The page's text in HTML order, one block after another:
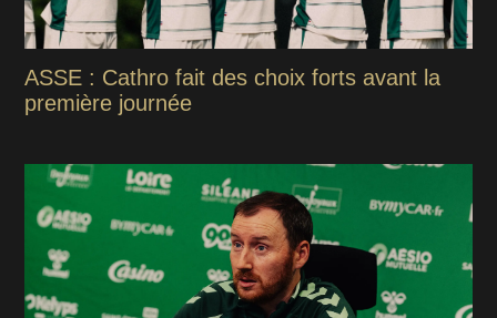
ASSE : Cathro fait des choix forts avant la
première journée